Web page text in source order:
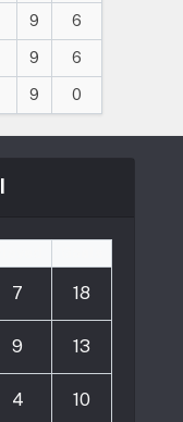
9 6
9 6
9 0
7 18
9 13
4 10